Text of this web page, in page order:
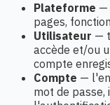
Plateforme —
pages,
Utilisateur —
accède et/ou
compte
Compte —
mot de